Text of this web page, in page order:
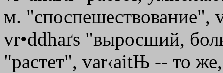
м. "споспешествование",
vr•ddhaґs "выросший,
"растет", var‹aitЊ -- то